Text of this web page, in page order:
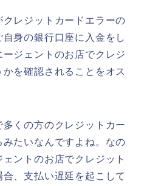
レジットカードエラーの
身の銀行口座に入金をし
ジェントのお店でクレジ
を確認されることをオス
くの方のクレジットカー
みたいなんですよね。なの
ントのお店でクレジット
、支払い遅延を起こして